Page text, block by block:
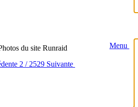
du site Runraid Menu
2 / 2529 Suivante